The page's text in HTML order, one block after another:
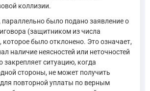
коллизии.
было подано заявление о
(защитником из числа
которое было отклонено. Это означает,
наличие неясностей или неточностей
закрепляет ситуацию, когда
стороны, не может получить
повторной уплаты по верным